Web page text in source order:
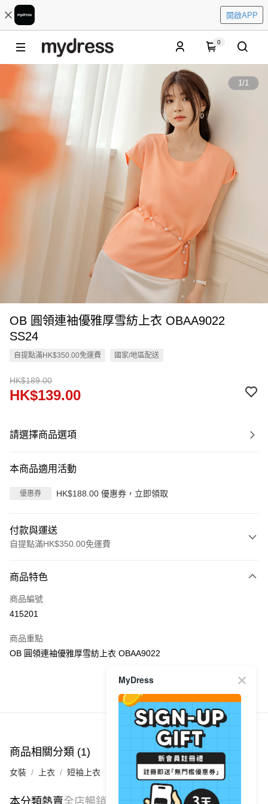
開啟APP
0
1/1
OB 圓領連袖優雅厚雪紡上衣 OBAA9022
SS24
自提點滿HK$350.00免運費 國家/地區配送
HK$189.00
HK$139.00
請選擇商品選項
本商品適用活動
優惠券 HK$188.00 優惠券，立即領取
付款與運送
自提點滿HK$350.00免運費
信用卡
Apple Pay
PayMe
每筆HK$40.00，滿HK$350.00或以上免運費
付款後順豐站及營業點
每筆HK$40.00，滿HK$350.00或以上免運費
付款後順豐合作便利店
商品特色
商品編號
415201
商品重點
OB 圓領連袖優雅厚雪紡上衣 OBAA9022
商品推薦
商品相關分類 (1)
女裝 上衣 短袖上衣
本分類熱賣全店暢銷排行
MyDress